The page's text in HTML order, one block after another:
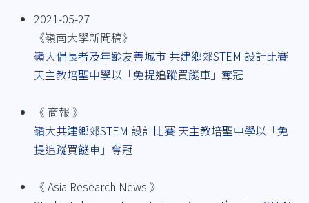
2021-05-27
《嶺南大學新聞稿》
嶺大倡長者及年齡友善城市 共建鄉郊STEM 設計比賽
天主教培聖中學以「免提追蹤買餸車」奪冠
《 商報 》
嶺大共建鄉郊STEM 設計比賽 天主教培聖中學以「免
提追蹤買餸車」奪冠
《 Asia Research News 》